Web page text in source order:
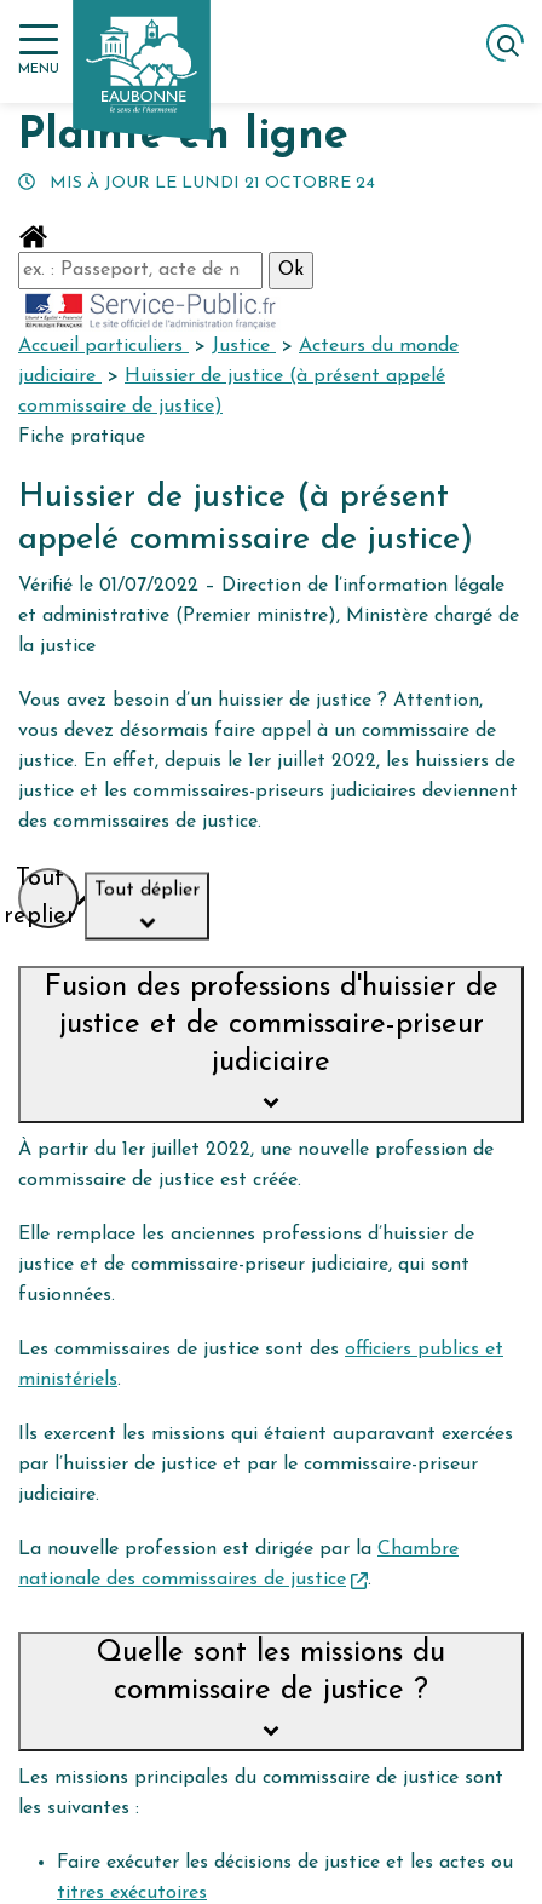
au
contenu
MENU
ACCUEIL MES DÉMARCHES PLAINTE EN LIGNE
Plainte en ligne
MIS À JOUR LE LUNDI 21 OCTOBRE 24
Accueil particuliers > Justice > Acteurs du monde
judiciaire
> Huissier de justice (à présent appelé
commissaire de justice)
Fiche pratique
Huissier de justice (à présent
appelé commissaire de justice)
Vérifié le 01/07/2022 – Direction de l’information légale
et administrative (Premier ministre), Ministère chargé de
la justice
Vous avez besoin d’un huissier de justice ? Attention,
vous devez désormais faire appel à un commissaire de
justice. En effet, depuis le 1er juillet 2022, les huissiers de
justice et les commissaires-priseurs judiciaires deviennent
des commissaires de justice.
Tout
replier
Tout déplier
Fusion des professions d'huissier de
justice et de commissaire-priseur
judiciaire
À partir du 1er juillet 2022, une nouvelle profession de
commissaire de justice est créée.
Elle remplace les anciennes professions d’huissier de
justice et de commissaire-priseur judiciaire, qui sont
fusionnées.
Les commissaires de justice sont des officiers publics et
ministériels.
Ils exercent les missions qui étaient auparavant exercées
par l’huissier de justice et par le commissaire-priseur
judiciaire.
La nouvelle profession est dirigée par la Chambre
nationale des commissaires de justice
.
Quelle sont les missions du
commissaire de justice ?
Les missions principales du commissaire de justice sont
les suivantes :
Faire exécuter les décisions de justice et les actes ou
titres exécutoires